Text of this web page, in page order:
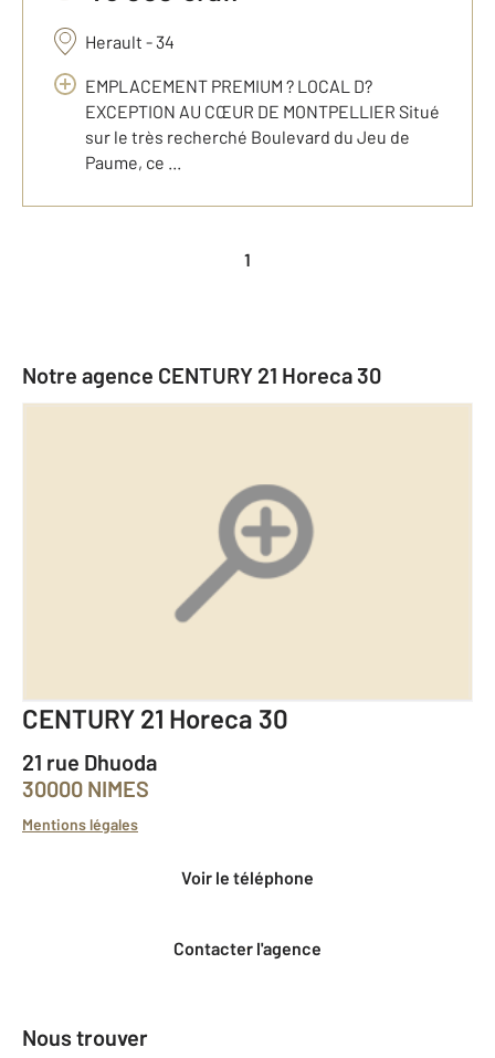
Herault - 34
EMPLACEMENT PREMIUM ? LOCAL D?
EXCEPTION AU CŒUR DE MONTPELLIER Situé
sur le très recherché Boulevard du Jeu de
Paume, ce ...
1
Notre agence CENTURY 21 Horeca 30
CENTURY 21 Horeca 30
21 rue Dhuoda
30000 NIMES
Mentions légales
Voir le téléphone
Contacter l'agence
Nous trouver